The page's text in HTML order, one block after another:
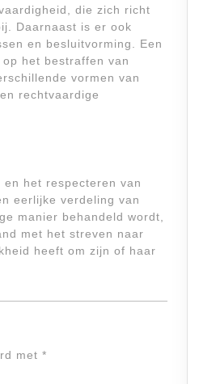
die zich richt
Daarnaast is er ook
en besluitvorming. Een
het bestraffen van
vormen van
rechtvaardige
het respecteren van
eerlijke verdeling van
manier behandeld wordt,
met het streven naar
heeft om zijn of haar
met *